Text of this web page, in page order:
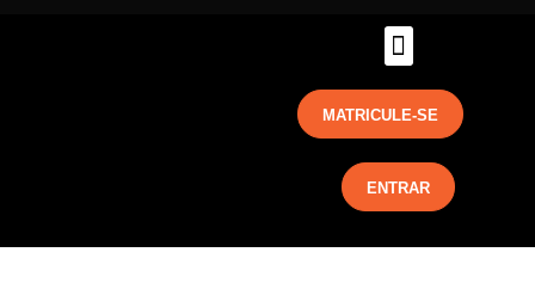
MATRICULE-SE
ENTRAR